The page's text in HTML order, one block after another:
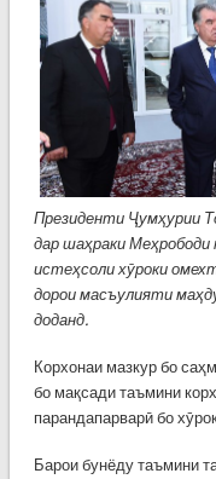
Президенти Ҷумҳурии
дар шаҳраки Меҳрободи
истеҳсоли хӯроки
дорои масъулияти
доданд.
Корхонаи мазкур бо
бо мақсади таъмини
парандапарварӣ бо
Барои бунёду таъмини